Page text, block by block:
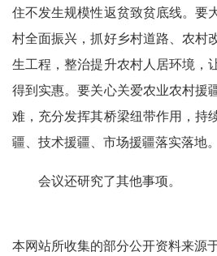
住不发生规模性返贫致贫底线。要
村全面振兴，抓好乡村道路、农村
生工程，整治提升农村人居环境，
得到实惠。要关心关爱农业农村援
难，充分发挥其桥梁纽带作用，持
疆、技术援疆、市场援疆落实落地。
会议还研究了其他事项。
本网站所收集的部分公开资料来源